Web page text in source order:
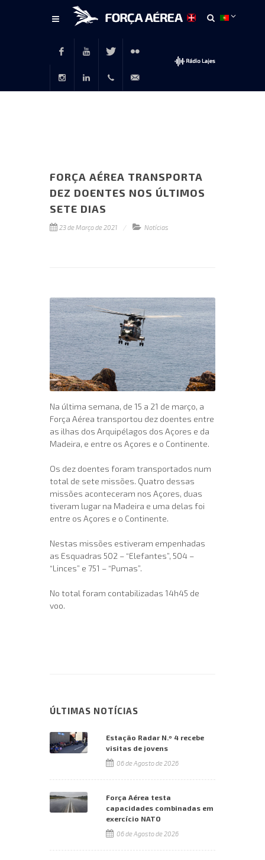
FacebookYoutubeTwitter Flickr
FORÇA AÉREA TRANSPORTA
DEZ DOENTES NOS ÚLTIMOS
SETE DIAS
23 de Março de 2021 Notícias
Na última semana, de 15 a 21 de março, a
Força Aérea transportou dez doentes entre
as ilhas dos Arquipélagos dos Açores e da
Madeira, e entre os Açores e o Continente.
Os dez doentes foram transportados num
total de sete missões. Quatro dessas
missões aconteceram nos Açores, duas
tiveram lugar na Madeira e uma delas foi
entre os Açores e o Continente.
Nestas missões estiveram empenhadas
as Esquadras 502 – “Elefantes”, 504 –
“Linces” e 751 – “Pumas”.
No total foram contabilizadas 14h45 de
voo.
ÚLTIMAS NOTÍCIAS
Estação Radar N.º 4 recebe
visitas de jovens
06 de Agosto de 2026
Força Aérea testa
capacidades combinadas em
exercício NATO
06 de Agosto de 2026